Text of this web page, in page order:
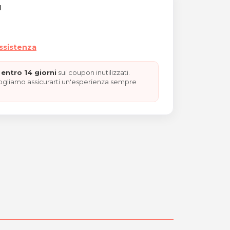
e scrub
14 giorni sui coupon inutilizzati.
assicurarti un'esperienza sempre